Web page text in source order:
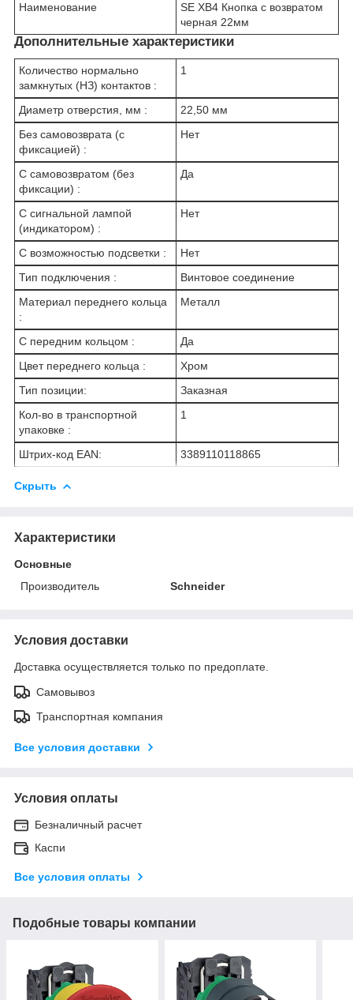
Наименование
SE XB4 Кнопка с возвратом
черная 22мм
Дополнительные характеристики
Количество нормально
замкнутых (НЗ) контактов :
1
Диаметр отверстия, мм :
22,50 мм
Без самовозврата (с
фиксацией) :
Нет
С самовозвратом (без
фиксации) :
Да
С сигнальной лампой
(индикатором) :
Нет
С возможностью подсветки :
Нет
Тип подключения :
Винтовое соединение
Материал переднего кольца
:
Металл
С передним кольцом :
Да
Цвет переднего кольца :
Хром
Тип позиции:
Заказная
Кол-во в транспортной
упаковке :
1
Штрих-код EAN: 3389110118865
Скрыть
Характеристики
Основные
Производитель
Schneider
Условия доставки
Доставка осуществляется только по предоплате.
Самовывоз
Транспортная компания
Все условия доставки
Условия оплаты
Безналичный расчет
Каспи
Все условия оплаты
Подобные товары компании